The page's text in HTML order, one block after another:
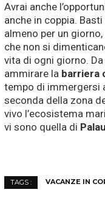
Avrai anche
anche in coppia.
almeno per un
che non si
vita di ogni giorno.
ammirare la barriera
tempo di immergersi
seconda della zona
vivo l’ecosistema
vi sono quella di
TAGS : VACANZE IN